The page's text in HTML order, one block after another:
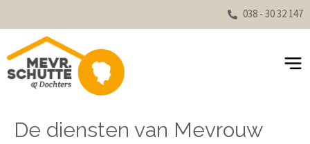
038 - 30 32 147
De diensten van Mevrouw